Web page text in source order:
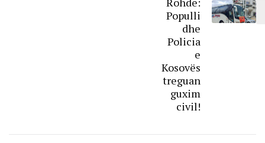
Populli
dhe
Policia
e
Kosovës
treguan
guxim
civil!